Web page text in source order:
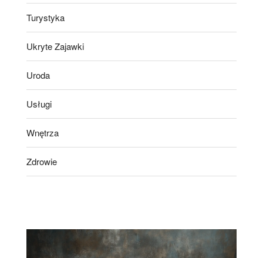
Turystyka
Ukryte Zajawki
Uroda
Usługi
Wnętrza
Zdrowie